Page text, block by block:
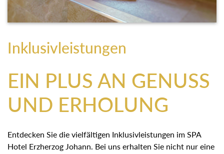
Inklusivleistungen
EIN PLUS AN GENUSS
UND ERHOLUNG
Entdecken Sie die vielfältigen Inklusivleistungen im SPA
Hotel Erzherzog Johann. Bei uns erhalten Sie nicht nur